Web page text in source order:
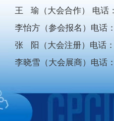
王 瑜（大会合作） 电话
李怡方（参会报名）电话
张 阳（大会注册）电话
李晓雪（大会展商）电话